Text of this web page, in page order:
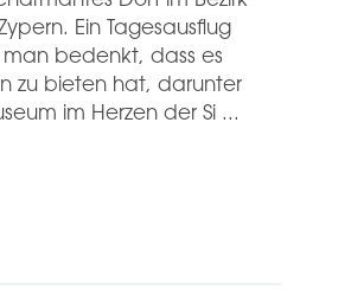
Ein Tagesausflug
man bedenkt, dass es
zu bieten hat, darunter
im Herzen der Si ...